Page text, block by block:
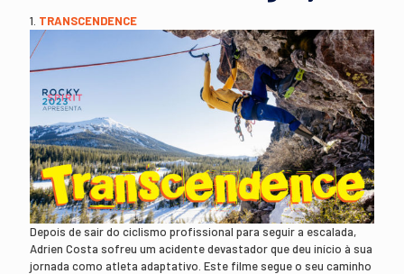
1. TRANSCENDENCE
Depois de sair do ciclismo profissional para seguir a escalada,
Adrien Costa sofreu um acidente devastador que deu início à sua
jornada como atleta adaptativo. Este filme segue o seu caminho